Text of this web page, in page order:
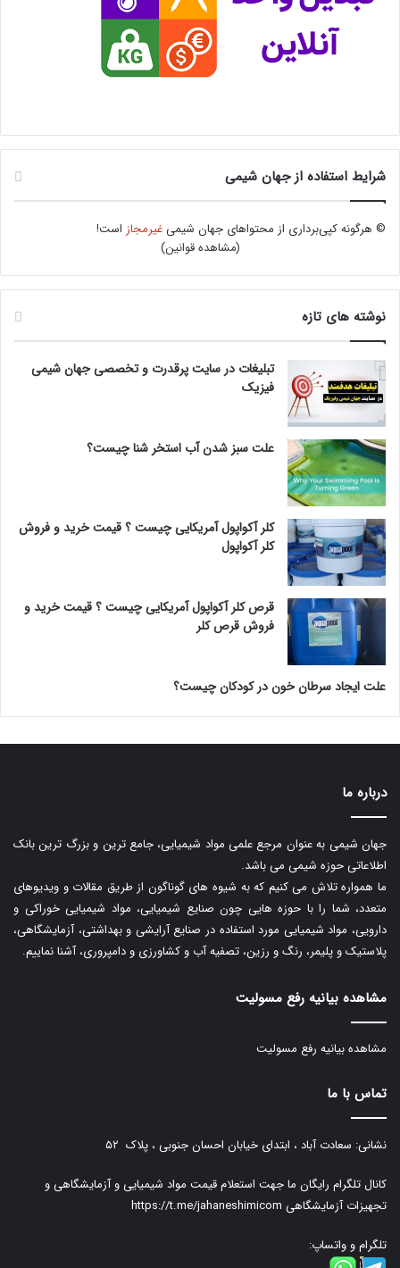
شرایط استفاده از جهان شیمی
© هرگونه کپی‌برداری از محتواهای جهان شیمیغیرمجاز است!
(مشاهده قوانین)
نوشته های تازه
تبلیغات در سایت پرقدرت و تخصصی جهان شیمی
فیزیک
علت سبز شدن آب استخر شنا چیست؟
کلر آکواپول آمریکایی چیست ؟ قیمت خرید و فروش
کلر آکواپول
قرص کلر آکواپول آمریکایی چیست ؟ قیمت خرید و
فروش قرص کلر
علت ایجاد سرطان خون در کودکان چیست؟
درباره ما
جهان شیمی به عنوان مرجع علمی مواد شیمیایی، جامع ترین و بزرگ ترین بانک
اطلاعاتی حوزه شیمی می باشد.
ما همواره تلاش می کنیم که به شیوه های گوناگون از طریق مقالات و ویدیوهای
متعدد، شما را با حوزه هایی چون صنایع شیمیایی، مواد شیمیایی خوراکی و
دارویی، مواد شیمیایی مورد استفاده در صنایع آرایشی و بهداشتی، آزمایشگاهی،
پلاستیک و پلیمر، رنگ و رزین، تصفیه آب و کشاورزی و دامپروری، آشنا نماییم.
مشاهده بیانیه رفع مسولیت
مشاهده بیانیه رفع مسولیت
تماس با ما
نشانی: سعادت آباد ، ابتدای خیابان احسان جنوبی ، پلاک ۵۲
کانال تلگرام رایگان ما جهت استعلام قیمت مواد شیمیایی و آزمایشگاهی و
تجهیزات آزمایشگاهی https://t.me/jahaneshimicom
تلگرام و واتساپ: